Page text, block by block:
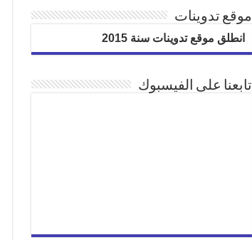
موقع تدوينات
انطلق موقع تدوينات سنة 2015
تابعنا على الفيسبوك